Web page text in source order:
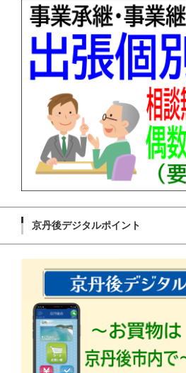
京丹後デジタルポイント